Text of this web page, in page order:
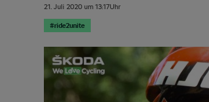
21. Juli 2020 um 13:17Uhr
#ride2unite
Video-
Player